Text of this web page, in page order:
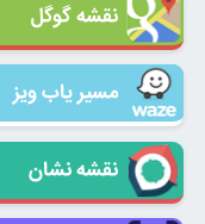
نقشه گوگل
مسیر یاب ویز
نقشه نشان